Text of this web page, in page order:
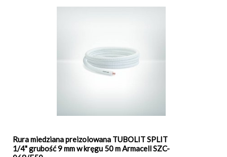
Rura miedziana preizolowana TUBOLIT SPLIT
1/4" grubość 9 mm w kręgu 50 m Armacell SZC-